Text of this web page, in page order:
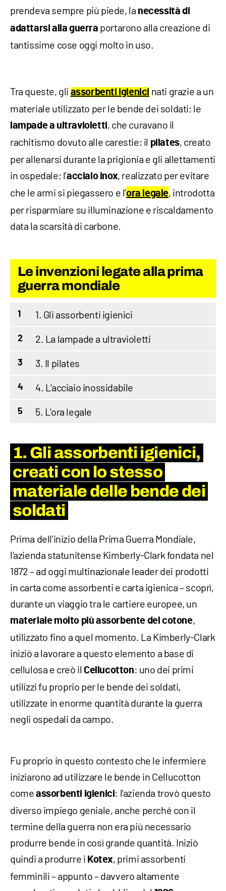
prendeva sempre più piede, la necessità di
adattarsi alla guerra portarono alla creazione di
tantissime cose oggi molto in uso.
Tra queste, gli assorbenti igienici nati grazie a un
materiale utilizzato per le bende dei soldati; le
lampade a ultravioletti, che curavano il
rachitismo dovuto alle carestie; il pilates, creato
per allenarsi durante la prigionia e gli allettamenti
in ospedale; l’acciaio inox, realizzato per evitare
che le armi si piegassero e l’ora legale, introdotta
per risparmiare su illuminazione e riscaldamento
data la scarsità di carbone.
Le invenzioni legate alla prima
guerra mondiale
1 1. Gli assorbenti igienici
2 2. La lampade a ultravioletti
3 3. Il pilates
4 4. L’acciaio inossidabile
5 5. L’ora legale
1. Gli assorbenti igienici,
creati con lo stesso
materiale delle bende dei
soldati
Prima dell’inizio della Prima Guerra Mondiale,
l’azienda statunitense Kimberly-Clark fondata nel
1872 – ad oggi multinazionale leader dei prodotti
in carta come assorbenti e carta igienica – scoprì,
durante un viaggio tra le cartiere europee, un
materiale molto più assorbente del cotone,
utilizzato fino a quel momento. La Kimberly-Clark
iniziò a lavorare a questo elemento a base di
cellulosa e creò il Cellucotton: uno dei primi
utilizzi fu proprio per le bende dei soldati,
utilizzate in enorme quantità durante la guerra
negli ospedali da campo.
Fu proprio in questo contesto che le infermiere
iniziarono ad utilizzare le bende in Cellucotton
come assorbenti igienici: l’azienda trovò questo
diverso impiego geniale, anche perché con il
termine della guerra non era più necessario
produrre bende in così grande quantità. Iniziò
quindi a produrre i Kotex, primi assorbenti
femminili – appunto – davvero altamente